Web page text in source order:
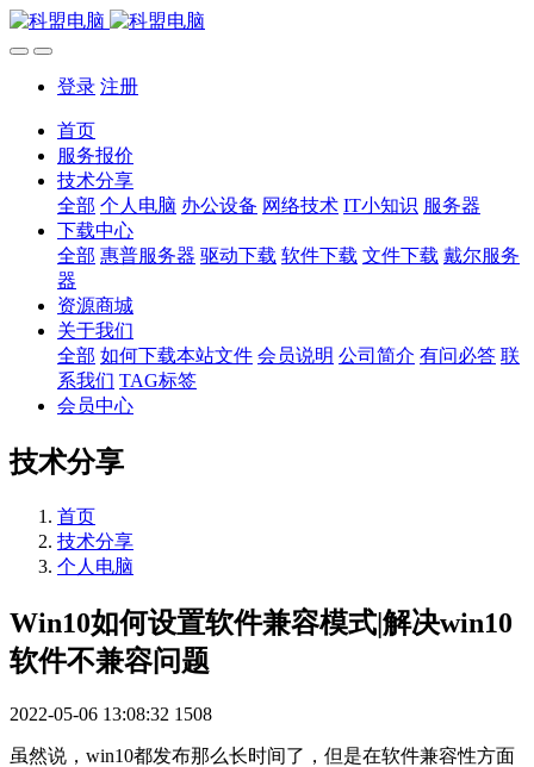
登录 注册
首页
服务报价
技术分享
全部 个人电脑 办公设备 网络技术 IT小知识 服务器
下载中心
全部 惠普服务器 驱动下载 软件下载 文件下载 戴尔服务
器
资源商城
关于我们
全部 如何下载本站文件 会员说明 公司简介 有问必答 联
系我们 TAG标签
会员中心
技术分享
首页
技术分享
个人电脑
Win10如何设置软件兼容模式|解决win10
软件不兼容问题
2022-05-06 13:08:32 1508
虽然说，win10都发布那么长时间了，但是在软件兼容性方面